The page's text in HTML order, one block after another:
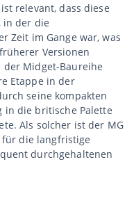
relevant, dass diese
in der die
Zeit im Gange war, was
Versionen
Midget-Baureihe
Etappe in der
seine kompakten
in die britische Palette
Als solcher ist der MG
für die langfristige
durchgehaltenen